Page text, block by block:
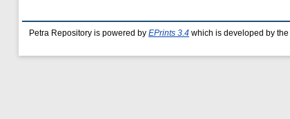
Petra Repository is powered by EPrints 3.4 which is developed by the